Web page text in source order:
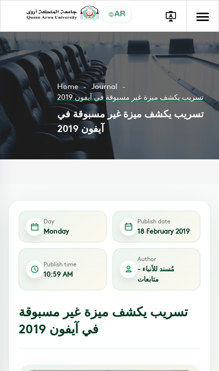
AR
Home
Journal
تسريب يكشف ميزة غير مسبوقة في آيفون 2019
تسريب يكشف ميزة غير مسبوقة في
آيفون 2019
Day
Monday
Publish date
18 February 2019
Publish time
10:59 AM
Author
مُسند للأنباء -
متابعات
تسريب يكشف ميزة غير مسبوقة
في آيفون 2019